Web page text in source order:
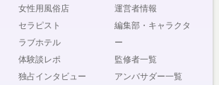
女性用風俗店
セラピスト
ラブホテル
体験談レポ
独占インタビュー
運営者情報
編集部・キャラクタ
ー
監修者一覧
アンバサダー一覧